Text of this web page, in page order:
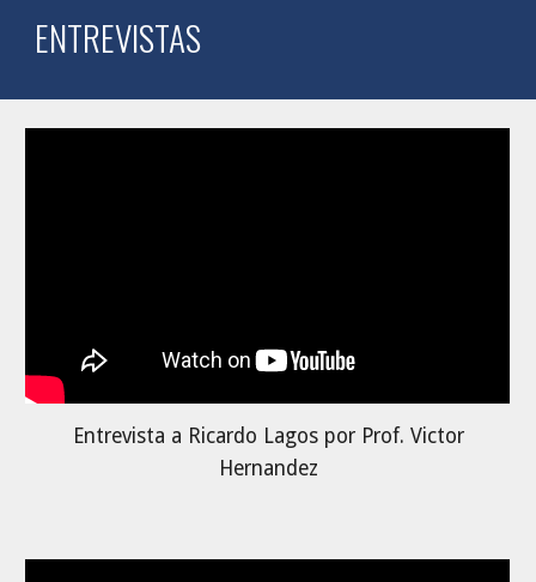
ENTREVISTAS
Entrevista a Ricardo Lagos por Prof. Victor
Hernandez